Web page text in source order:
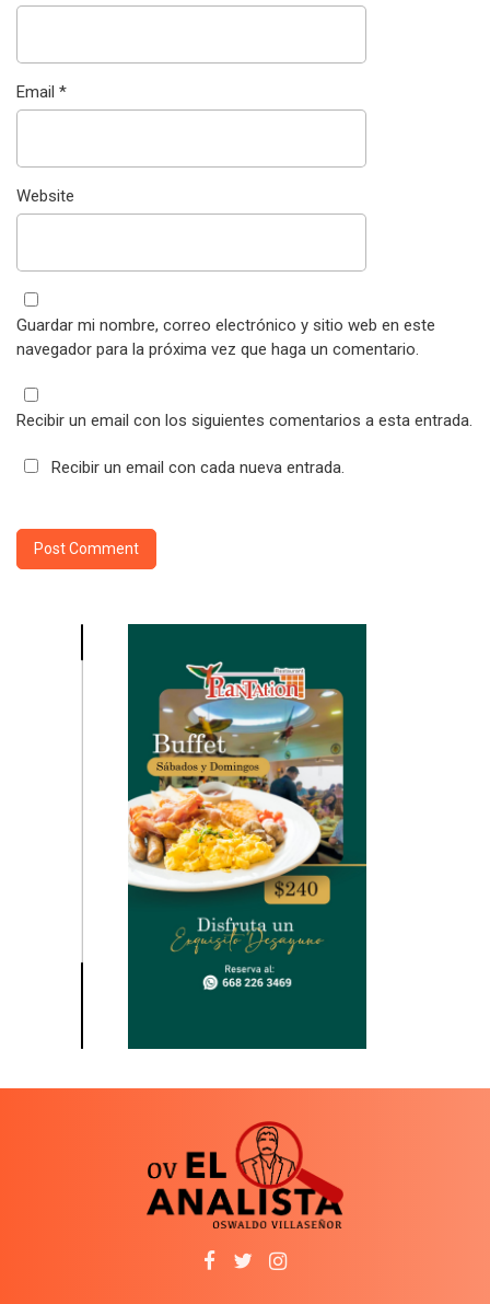
Email *
Website
Guardar mi nombre, correo electrónico y sitio web en este
navegador para la próxima vez que haga un comentario.
Recibir un email con los siguientes comentarios a esta entrada.
Recibir un email con cada nueva entrada.